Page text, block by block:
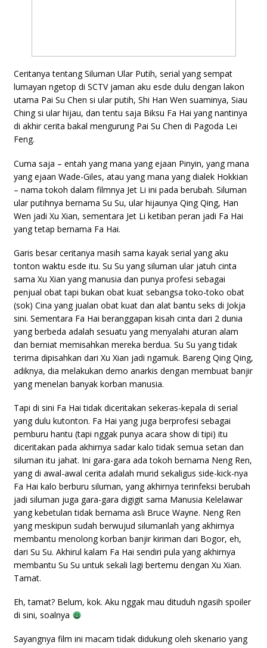
Ceritanya tentang Siluman Ular Putih, serial yang sempat
lumayan ngetop di SCTV jaman aku esde dulu dengan lakon
utama Pai Su Chen si ular putih, Shi Han Wen suaminya, Siau
Ching si ular hijau, dan tentu saja Biksu Fa Hai yang nantinya
di akhir cerita bakal mengurung Pai Su Chen di Pagoda Lei
Feng.
Cuma saja – entah yang mana yang ejaan Pinyin, yang mana
yang ejaan Wade-Giles, atau yang mana yang dialek Hokkian
– nama tokoh dalam filmnya Jet Li ini pada berubah. Siluman
ular putihnya bernama Su Su, ular hijaunya Qing Qing, Han
Wen jadi Xu Xian, sementara Jet Li ketiban peran jadi Fa Hai
yang tetap bernama Fa Hai.
Garis besar ceritanya masih sama kayak serial yang aku
tonton waktu esde itu. Su Su yang siluman ular jatuh cinta
sama Xu Xian yang manusia dan punya profesi sebagai
penjual obat tapi bukan obat kuat sebangsa toko-toko obat
(sok) Cina yang jualan obat kuat dan alat bantu seks di Jokja
sini. Sementara Fa Hai beranggapan kisah cinta dari 2 dunia
yang berbeda adalah sesuatu yang menyalahi aturan alam
dan berniat memisahkan mereka berdua. Su Su yang tidak
terima dipisahkan dari Xu Xian jadi ngamuk. Bareng Qing Qing,
adiknya, dia melakukan demo anarkis dengan membuat banjir
yang menelan banyak korban manusia.
Tapi di sini Fa Hai tidak diceritakan sekeras-kepala di serial
yang dulu kutonton. Fa Hai yang juga berprofesi sebagai
pemburu hantu (tapi nggak punya acara show di tipi) itu
diceritakan pada akhirnya sadar kalo tidak semua setan dan
siluman itu jahat. Ini gara-gara ada tokoh bernama Neng Ren,
yang di awal-awal cerita adalah murid sekaligus side-kick-nya
Fa Hai kalo berburu siluman, yang akhirnya terinfeksi berubah
jadi siluman juga gara-gara digigit sama Manusia Kelelawar
yang kebetulan tidak bernama asli Bruce Wayne. Neng Ren
yang meskipun sudah berwujud silumanlah yang akhirnya
membantu menolong korban banjir kiriman dari Bogor, eh,
dari Su Su. Akhirul kalam Fa Hai sendiri pula yang akhirnya
membantu Su Su untuk sekali lagi bertemu dengan Xu Xian.
Tamat.
Eh, tamat? Belum, kok. Aku nggak mau dituduh ngasih spoiler
di sini, soalnya
Sayangnya film ini macam tidak didukung oleh skenario yang